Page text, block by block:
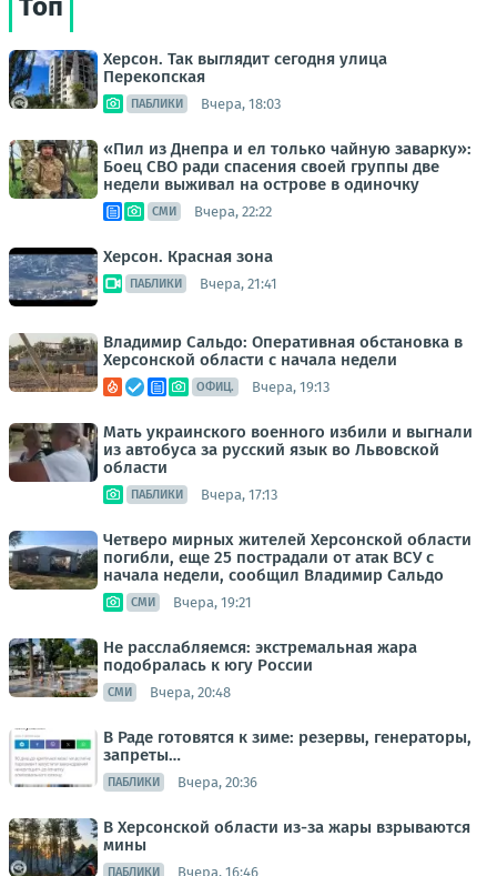
Топ
Херсон. Так выглядит сегодня улица
Перекопская
ПАБЛИКИ Вчера, 18:03
«Пил из Днепра и ел только чайную заварку»:
Боец СВО ради спасения своей группы две
недели выживал на острове в одиночку
СМИ Вчера, 22:22
Херсон. Красная зона
ПАБЛИКИ Вчера, 21:41
Владимир Сальдо: Оперативная обстановка в
Херсонской области с начала недели
ОФИЦ. Вчера, 19:13
Мать украинского военного избили и выгнали
из автобуса за русский язык во Львовской
области
ПАБЛИКИ Вчера, 17:13
Четверо мирных жителей Херсонской области
погибли, еще 25 пострадали от атак ВСУ с
начала недели, сообщил Владимир Сальдо
СМИ Вчера, 19:21
Не расслабляемся: экстремальная жара
подобралась к югу России
СМИ Вчера, 20:48
В Раде готовятся к зиме: резервы, генераторы,
запреты…
ПАБЛИКИ Вчера, 20:36
В Херсонской области из-за жары взрываются
мины
ПАБЛИКИ Вчера, 16:46